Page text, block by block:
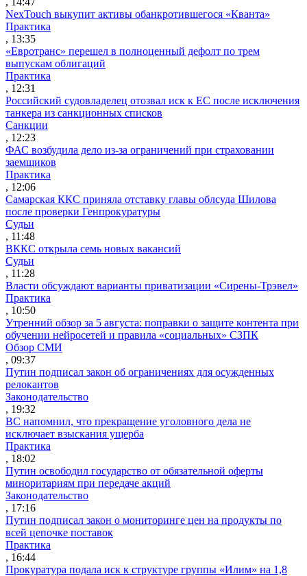
NexTouch выкупит активы обанкротившегося «Кванта»
Практика
, 13:35
«Евротранс» перешел в полноценный дефолт по трем
выпускам облигаций
Практика
, 12:31
Российский судовладелец отозвал иск к ЕС после исключения
танкера из санкционных списков
Санкции
, 12:23
ФАС возбудила дело из-за ограничений при страховании
заемщиков
Практика
, 12:06
Самарская ККС приняла отставку главы облсуда Шилова
после проверки Генпрокуратуры
Судьи
, 11:48
ВККС открыла семь новых вакансий
Судьи
, 11:28
Власти обсуждают варианты приватизации «Сирены-Трэвел»
Практика
, 10:50
Утренний обзор за 5 августа: поправки о защите контента при
обучении нейросетей и правила «социальных» СЗПК
Обзор СМИ
, 09:37
Путин подписал закон об ограничениях для осужденных
релокантов
Законодательство
, 19:32
ВС напомнил, что прекращение уголовного дела не
исключает взыскания ущерба
Практика
, 18:02
Путин освободил государство от обязательной оферты
миноритариям при передаче акций
Законодательство
, 17:16
Путин подписал закон о мониторинге цен на продукты по
всей цепочке поставок
Практика
, 16:44
Прокуратура подала иск к структуре группы «Илим» на 1,8